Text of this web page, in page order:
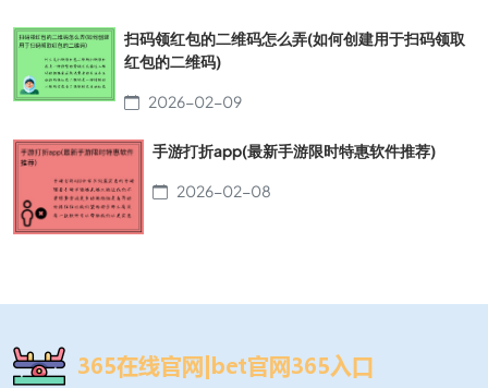
扫码领红包的二维码怎么弄(如何创建用于扫码领取
红包的二维码)
2026-02-09
手游打折app(最新手游限时特惠软件推荐)
2026-02-08